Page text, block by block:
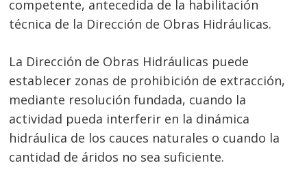
competente, antecedida de la habilitación
técnica de la Dirección de Obras Hidráulicas.
La Dirección de Obras Hidráulicas puede
establecer zonas de prohibición de extracción,
mediante resolución fundada, cuando la
actividad pueda interferir en la dinámica
hidráulica de los cauces naturales o cuando la
cantidad de áridos no sea suficiente.